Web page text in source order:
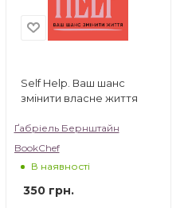
Self Help. Ваш шанс
змінити власне життя
Ґабріель Бернштайн
BookChef
В наявності
350грн.